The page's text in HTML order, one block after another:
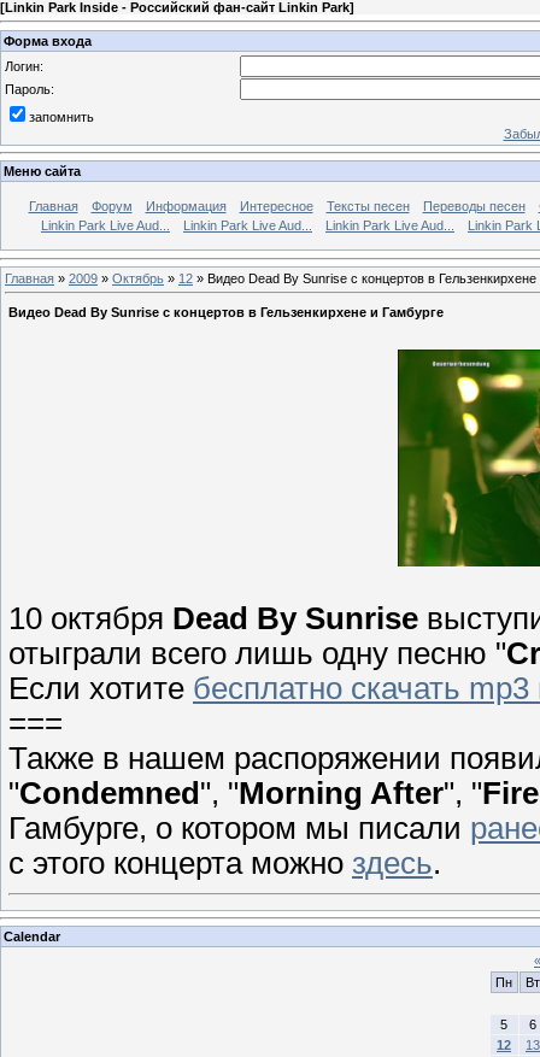
[Linkin Park Inside - Российский фан-сайт Linkin Park]
Форма входа
Логин:
Пароль:
запомнить
Меню сайта
Главная Форум Информация Интересное Тексты песен Переводы песен
Linkin Park Live Aud...
Linkin Park Live Aud... Linkin Park Live Aud... Linkin Park
Главная » 2009 » Октябрь » 12 » Видео Dead By Sunrise с концертов в Гельзенкирхене
Видео Dead By Sunrise с концертов в Гельзенкирхене и Гамбурге
10 октября Dead By Sunrise
отыграли всего лишь одну песню "
Если хотите бесплатно скачать
===
Также в нашем распоряжении
"Condemned", "Morning After", "Fire
Гамбурге, о котором мы писали
с этого концерта можно здесь.
Calendar
«
Пн
Вт
5
6
12
13